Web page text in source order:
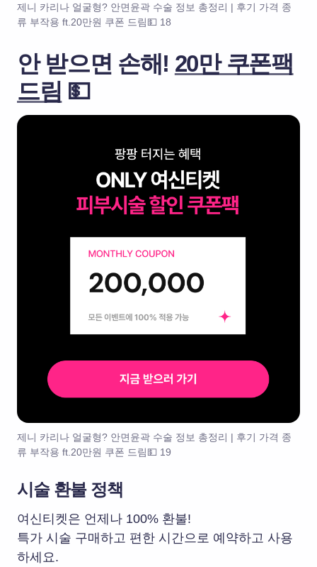
제니 카리나 얼굴형? 안면윤곽 수술 정보 총정리 | 후기 가격 종
류 부작용 ft.20만원 쿠폰 드림💵 18
안 받으면 손해! 20만 쿠폰팩
드림 💵
제니 카리나 얼굴형? 안면윤곽 수술 정보 총정리 | 후기 가격 종
류 부작용 ft.20만원 쿠폰 드림💵 19
시술 환불 정책
여신티켓은 언제나 100% 환불!
특가 시술 구매하고 편한 시간으로 예약하고 사용
하세요.